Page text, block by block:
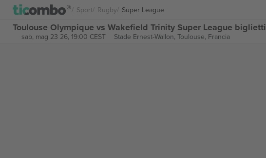
Sport Rugby Super League
Toulouse Olympique vs Wakefield Trinity Super League biglietti
sab, mag 23 26, 19:00 CEST Stade Ernest-Wallon, Toulouse, Francia